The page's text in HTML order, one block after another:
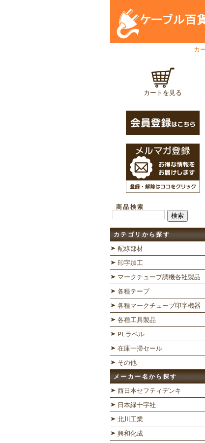
カ
カートを見る
商品検索
カテゴリから探す
配線部材
印字加工
マークチューブ調機各社製品
各種テープ
各種マークチューブ印字機器
各種工具製品
PLラベル
在庫一掃セール
その他
メーカー名から探す
西日本セフティデンキ
日本緑十字社
北川工業
興和化成